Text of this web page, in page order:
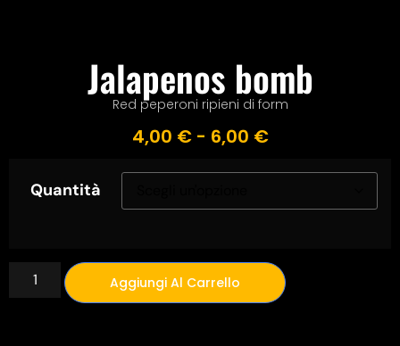
Jalapenos bomb
Red peperoni ripieni di form
4,00 € - 6,00 €
Quantità
Aggiungi Al Carrello